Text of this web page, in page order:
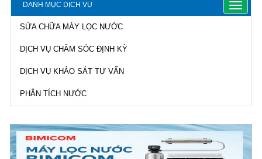
DANH MỤC DỊCH VỤ
Toggle
SỬA CHỮA MÁY LỌC NƯỚC
DỊCH VỤ CHĂM SÓC ĐỊNH KỲ
DỊCH VỤ KHẢO SÁT TƯ VẤN
PHÂN TÍCH NƯỚC